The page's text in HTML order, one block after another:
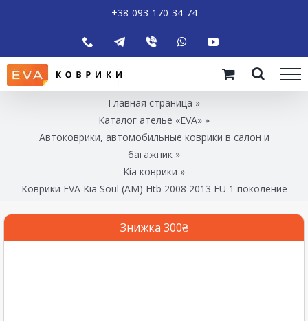
+38-093-170-34-74
Главная страница »
Каталог ателье «EVA» »
Автоковрики, автомобильные коврики в салон и
багажник »
Kia коврики »
Коврики EVA Kia Soul (AM) Htb 2008 2013 EU 1 поколение
Знижка 300₴